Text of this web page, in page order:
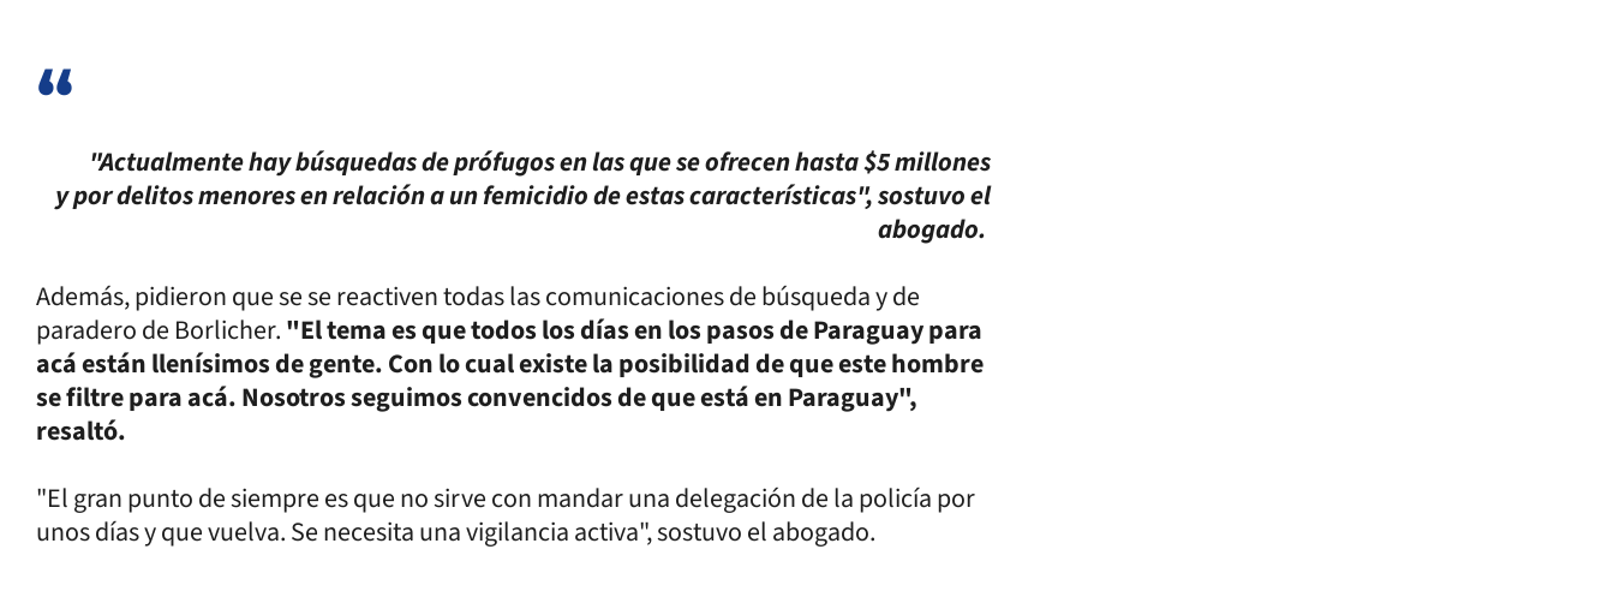
"Actualmente hay búsquedas de prófugos en las que se ofrecen hasta $5 millones
y por delitos menores en relación a un femicidio de estas características", sostuvo el
abogado.
Además, pidieron que se se reactiven todas las comunicaciones de búsqueda y de
paradero de Borlicher."El tema es que todos los días en los pasos de Paraguay para
acá están llenísimos de gente. Con lo cual existe la posibilidad de que este hombre
se filtre para acá. Nosotros seguimos convencidos de que está en Paraguay",
resaltó.
"El gran punto de siempre es que no sirve con mandar una delegación de la policía por
unos días y que vuelva. Se necesita una vigilancia activa", sostuvo el abogado.